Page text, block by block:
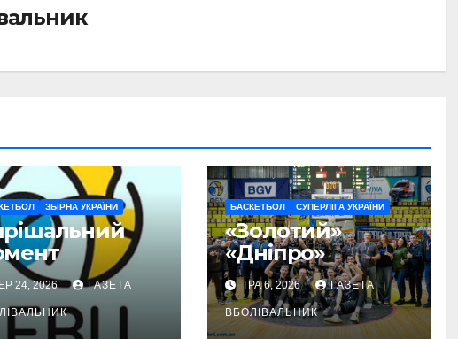
ЗБІРНА УКРАЇНИ
24, 2026 ГАЗЕТА
БАСКЕТБОЛ СУПЕРЛІГА УКРАЇНИ
«Золотий»
«Дніпро»
ТРА 6, 2026 ГАЗЕТА
ВБОЛІВАЛЬНИК